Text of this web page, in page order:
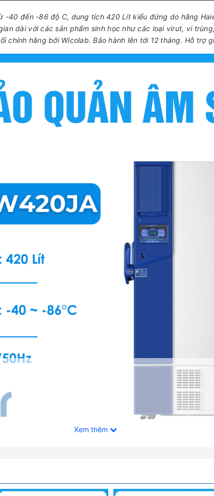
-40 đến -86 độ C, dung tích 420 Lít kiểu đứng do hãng
dài với các sản phẩm sinh học như các loại virut, vi
chính hãng bởi Wicolab. Bảo hành lên tới 12 tháng. Hỗ trợ
Xem thêm